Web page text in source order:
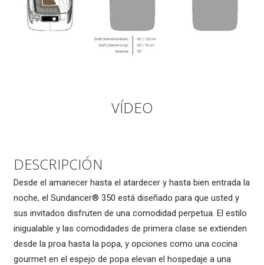
VÍDEO
DESCRIPCIÓN
Desde el amanecer hasta el atardecer y hasta bien entrada la
noche, el Sundancer® 350 está diseñado para que usted y
sus invitados disfruten de una comodidad perpetua. El estilo
inigualable y las comodidades de primera clase se extienden
desde la proa hasta la popa, y opciones como una cocina
gourmet en el espejo de popa elevan el hospedaje a una